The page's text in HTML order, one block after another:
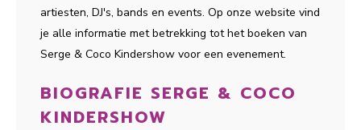
artiesten, DJ's, bands en events. Op onze website vind
je alle informatie met betrekking tot het boeken van
Serge & Coco Kindershow voor een evenement.
BIOGRAFIE SERGE & COCO
KINDERSHOW